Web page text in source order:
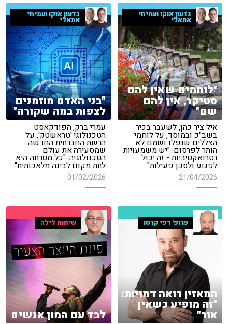
גדעון אוקו ועמיחי
אתאלי
"לוחמים שאין להם
סטיקר, אין להם
שם"
איל ציר כהן, לשעבר בכיר
בשב"כ ובמוסד, על לוחמי
הצללים שנפלו ושמם לא
הותר לפרסום: "יש משמעויות
רטרואקטיביות - זה יכול
לפגוע ולסכן פעילות"
21/04/2026
גדעון אוקו ועמיחי
אתאלי
"בני האדם מוזמנים
לצפות במה שקורה"
עמרי ברק, הפודקאסט
הטכנולוגי 'טראשטק', על
הרשת החברתית החדשה
שמסעירה את עולם
הטכנולוגיה: "כל מטרתה היא
לתת מקום לבינה מלאכותית"
01/02/2026
פרופ' רפי קרסו
המאזין רואה דמויות:
"זה מופיע כשאין
אור"
שיחות לילה
לבד עם המון אנשים